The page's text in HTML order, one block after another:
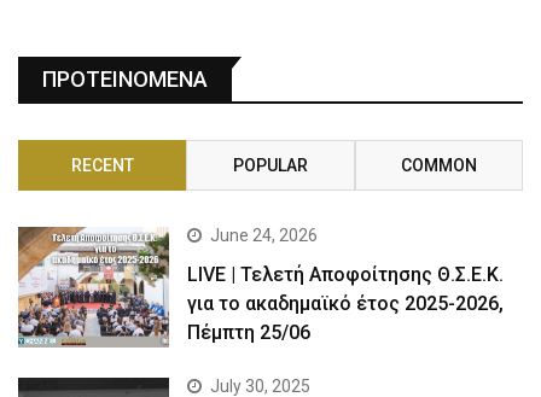
ΠΡΟΤΕΙΝΟΜΕΝΑ
RECENT POPULAR COMMON
June 24, 2026
LIVE | Τελετή Αποφοίτησης Θ.Σ.Ε.Κ.
για το ακαδημαϊκό έτος 2025-2026,
Πέμπτη 25/06
July 30, 2025